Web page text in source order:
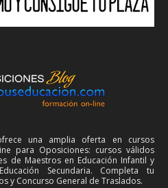
una amplia oferta en cursos
para Oposiciones: cursos válidos
de Maestros en Educación Infantil y
Secundaria. Completa tu
y Concurso General de Traslados.